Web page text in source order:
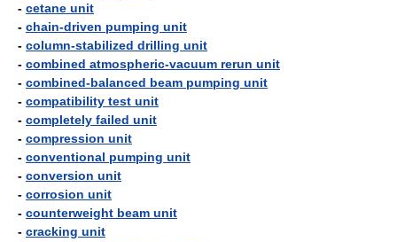
- cetane unit
- chain-driven pumping unit
- column-stabilized drilling unit
- combined atmospheric-vacuum rerun unit
- combined-balanced beam pumping unit
- compatibility test unit
- completely failed unit
- compression unit
- conventional pumping unit
- conversion unit
- corrosion unit
- counterweight beam unit
- cracking unit